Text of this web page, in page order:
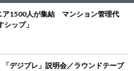
ア1500人が集結 マンション管理代
ップ」
デジブレ」説明会／ラウンドテーブ